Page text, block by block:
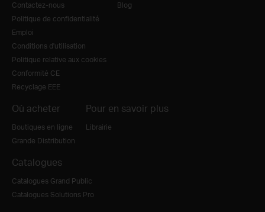
Contactez-nous
Politique de confidentialité
Emploi
Conditions d'utilisation
Politique relative aux cookies
Conformité CE
Recyclage EEE
Blog
Où acheter
Boutiques en ligne
Grande Distribution
Pour en savoir plus
Librairie
Catalogues
Catalogues Grand Public
Catalogues Solutions Pro